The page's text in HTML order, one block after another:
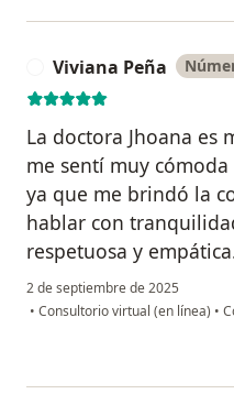
Viviana Peña
La doctora Jhoana es
me sentí muy
ya que me brindó la
hablar con
respetuosa y
2 de septiembre de 2025
• Consultorio virtual (en línea) •